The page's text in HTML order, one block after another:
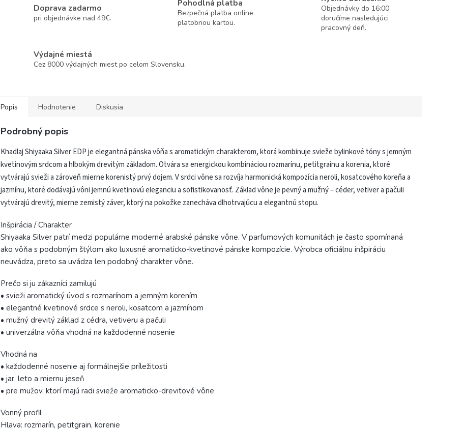
Doprava zadarmo
pri objednávke nad 49€.
Pohodlná platba
Bezpečná platba online
platobnou kartou.
Objednávky do 16:00
doručíme nasledujúci
pracovný deň.
Výdajné miestá
Cez 8000 výdajných miest po celom Slovensku.
Popis Hodnotenie Diskusia
Podrobný popis
Khadlaj Shiyaaka Silver EDP je elegantná pánska vôňa s aromatickým charakterom, ktorá kombinuje svieže bylinkové tóny s jemným
kvetinovým srdcom a hlbokým drevitým základom. Otvára sa energickou kombináciou rozmarínu, petitgrainu a korenia, ktoré
vytvárajú svieži a zároveň mierne korenistý prvý dojem. V srdci vône sa rozvíja harmonická kompozícia neroli, kosatcového koreňa a
jazmínu, ktoré dodávajú vôni jemnú kvetinovú eleganciu a sofistikovanosť. Základ vône je pevný a mužný – céder, vetiver a pačuli
vytvárajú drevitý, mierne zemistý záver, ktorý na pokožke zanecháva dlhotrvajúcu a elegantnú stopu.
Inšpirácia / Charakter
Shiyaaka Silver patrí medzi populárne moderné arabské pánske vône. V parfumových komunitách je často spomínaná
ako vôňa s podobným štýlom ako luxusné aromaticko-kvetinové pánske kompozície. Výrobca oficiálnu inšpiráciu
neuvádza, preto sa uvádza len podobný charakter vône.
Prečo si ju zákazníci zamilujú
• svieži aromatický úvod s rozmarínom a jemným korením
• elegantné kvetinové srdce s neroli, kosatcom a jazmínom
• mužný drevitý základ z cédra, vetiveru a pačuli
• univerzálna vôňa vhodná na každodenné nosenie
Vhodná na
• každodenné nosenie aj formálnejšie príležitosti
• jar, leto a miernu jeseň
• pre mužov, ktorí majú radi svieže aromaticko-drevitové vône
Vonný profil
Hlava: rozmarín, petitgrain, korenie